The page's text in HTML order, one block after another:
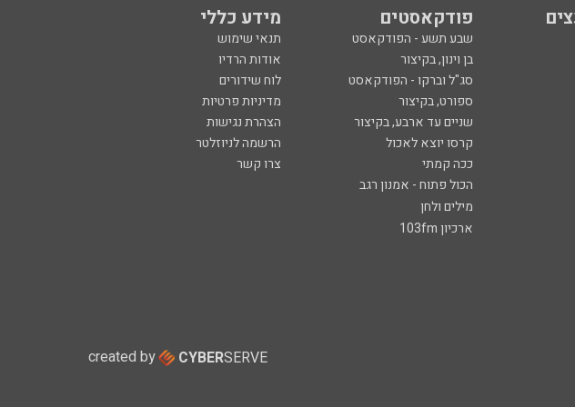
פודקאסטים מידע כללי
שבע תשע - הפודקאסט
תנאי שימוש
בן וינון, בקיצור
אודות הרדיו
סג"ל וברקו - הפודקאסט
לוח שידורים
ספורט, בקיצור
מדיניות פרטיות
שניים עד ארבע, בקיצור
הצהרת נגישות
קרסו יוצא לאכול
הרשמה לניוזלטר
ככה קמתי
צרו קשר
הכול פתוח - אמנון רגב
מילים ולחן
ארכיון 103fm
created by CYBERSERVE